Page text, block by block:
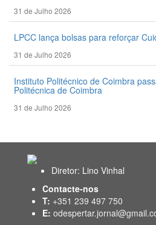
31 de Julho 2026
LPCC lança bolsas para reforçar
31 de Julho 2026
Instituto Politécnico de Coimbra
Politécnica de Coimbra
31 de Julho 2026
Diretor: Lino Vinhal
Contacte-nos
T: +351 239 497 750
E: